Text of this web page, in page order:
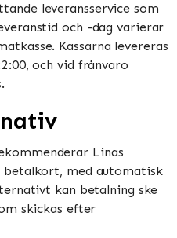
leveransservice som
och -dag varierar
Kassarna levereras
och vid frånvaro
Linas
betalkort, med automatisk
kan betalning ske
skickas efter